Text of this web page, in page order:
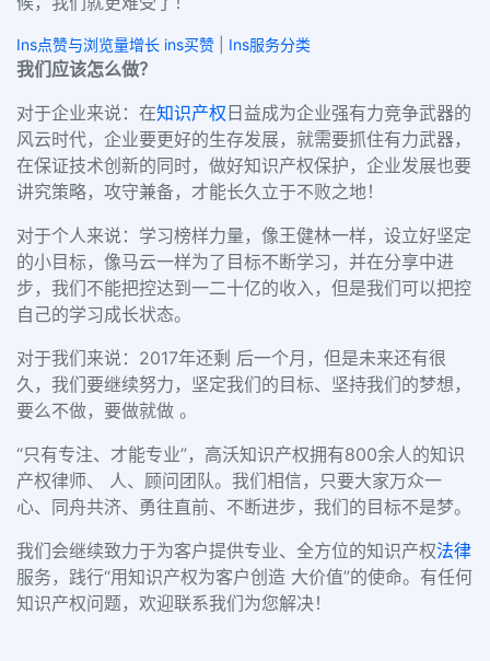
Ins点赞与浏览量增长 ins买赞 Ins服务分类
我们应该怎么做？
对于企业来说：在知识产权 日益成为企业强有力竞争武器的
风云时代，企业要更好的生存发展，就需要抓住有力武器，
在保证技术创新的同时，做好知识产权保护， 企业发展也要
讲究策略，攻守兼备，才能长久立于不败之地！
对于个人来说：学习榜样力量，像王健林一样，设立好坚定
的小目标，像马云一样为了目标不断学习，并在分享中进
步， 我们不能把控达到一二十亿的收入，但是我们可以把控
自己的学习成长状态。
对于我们来说：2017年还剩 后一个月，但是未来还有很
久，我们要继续努力，坚定我们的目标、坚持我们的梦想，
要么不做，要做就做 。
“只有专注、才能专业”，高沃知识产权拥有800余人的知识
产权律师、 人、顾问团队。我们相信，只要大家万众一
心、同舟共济、勇往直前、不断进步，我们的目标不是梦。
我们会继续致力于为客户提供专业、全方位的知识产权法律
服务，践行“用知识产权为客户创造 大价值”的使命。有任何
知识产权问题，欢迎联系我们为您解决！